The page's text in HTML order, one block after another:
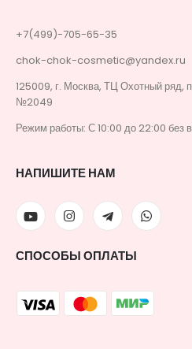
+7(499)-705-65-35
chok-chok-cosmetic@yandex.ru
125009, г. Москва, ТЦ Охотный ряд,
№2049
Режим работы: С 10:00 до 22:00 без
НАПИШИТЕ НАМ
СПОСОБЫ ОПЛАТЫ